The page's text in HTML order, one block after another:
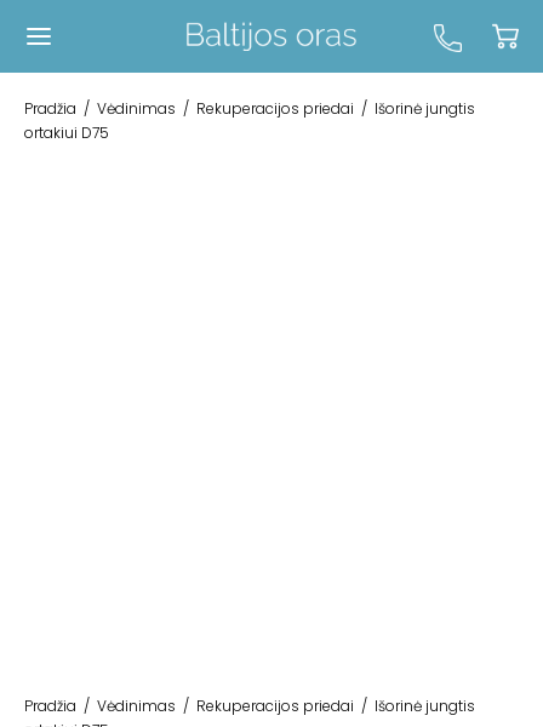
Pradžia / Vėdinimas / Rekuperacijos priedai / Išorinė jungtis
ortakiui D75
Pradžia / Vėdinimas / Rekuperacijos priedai / Išorinė jungtis